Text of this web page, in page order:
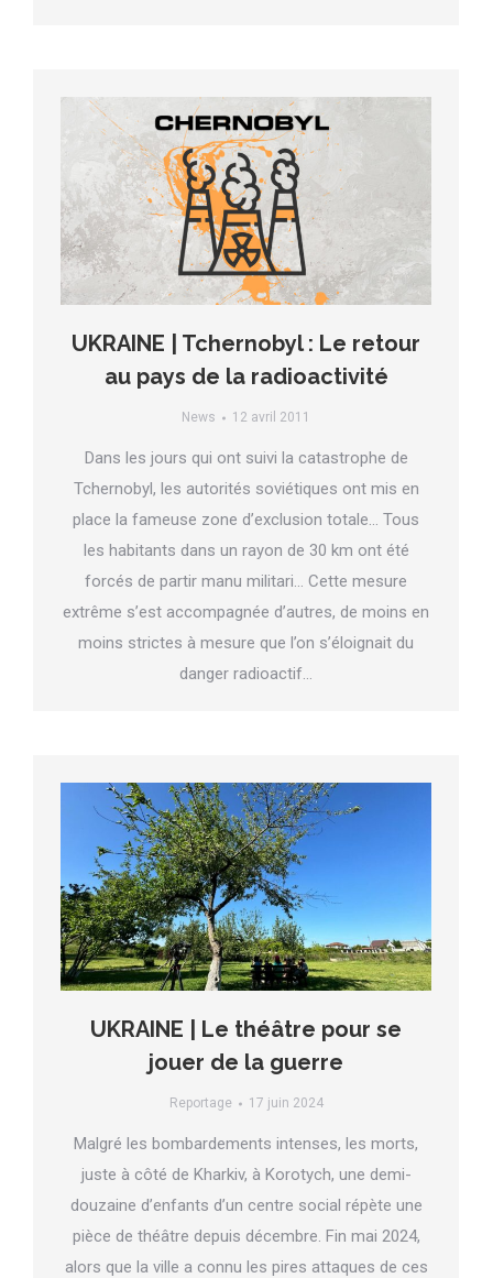
UKRAINE | Tchernobyl : Le retour
au pays de la radioactivité
News 12 avril 2011
Dans les jours qui ont suivi la catastrophe de
Tchernobyl, les autorités soviétiques ont mis en
place la fameuse zone d’exclusion totale… Tous
les habitants dans un rayon de 30 km ont été
forcés de partir manu militari… Cette mesure
extrême s’est accompagnée d’autres, de moins en
moins strictes à mesure que l’on s’éloignait du
danger radioactif…
UKRAINE | Le théâtre pour se
jouer de la guerre
Reportage 17 juin 2024
Malgré les bombardements intenses, les morts,
juste à côté de Kharkiv, à Korotych, une demi-
douzaine d’enfants d’un centre social répète une
pièce de théâtre depuis décembre. Fin mai 2024,
alors que la ville a connu les pires attaques de ces